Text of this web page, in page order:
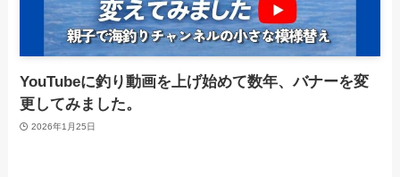
YouTubeに釣り動画を上げ始めて数年、バナーを変
更してみました。
2026年1月25日